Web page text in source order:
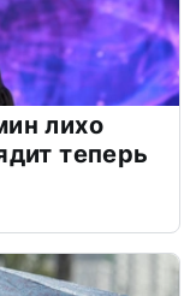
лихо
теперь